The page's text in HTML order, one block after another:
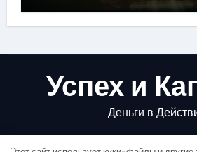
Успех и
Деньги в